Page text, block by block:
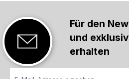
Für den
und
erhalten